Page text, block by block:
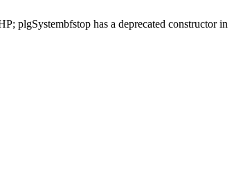
plgSystembfstop has a deprecated constructor in